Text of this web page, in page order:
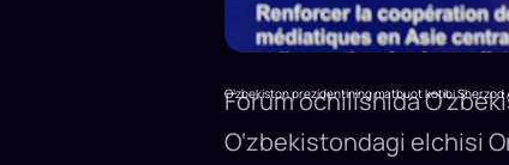
O‘zbekiston prezidentining matbuot kotibi Sherzod
Forum ochilishida
O‘zbekistondagi elchisi